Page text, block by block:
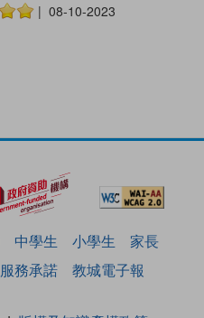
| 08-10-2023
中學生 小學生
家長
服務承諾 教城電子報